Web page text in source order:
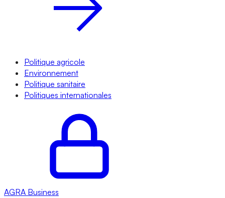
Politique agricole
Environnement
Politique sanitaire
Politiques internationales
AGRA Business